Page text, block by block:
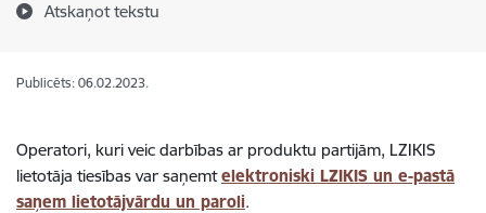
Atskaņot tekstu
Publicēts: 06.02.2023.
Operatori, kuri veic darbības ar produktu partijām, LZIKIS
lietotāja tiesības var saņemtelektroniski LZIKIS un e-pastā
saņem lietotājvārdu un paroli.